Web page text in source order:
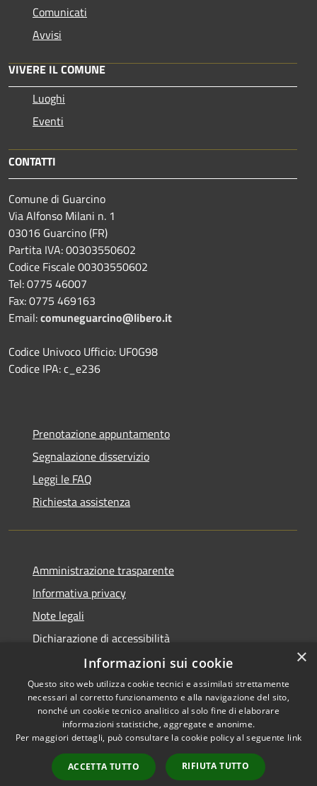
Comunicati
Avvisi
VIVERE IL COMUNE
Luoghi
Eventi
CONTATTI
Comune di Guarcino
Via Alfonso Milani n. 1
03016 Guarcino (FR)
Partita IVA: 00303550602
Codice Fiscale 00303550602
Tel: 0775 46007
Fax: 0775 469163
Email:comuneguarcino@libero.it
Codice Univoco Ufficio: UF0G98
Codice IPA: c_e236
Prenotazione appuntamento
Segnalazione disservizio
Leggi le FAQ
Richiesta assistenza
Amministrazione trasparente
Informativa privacy
Note legali
Dichiarazione di accessibilità
Accessibilità
Privacy
Mappa del sito
Copyright © 2026 • Comune di
Guarcino • Powered by
Municipium•Accesso
redazione
×
Informazioni sui cookie
Questo sito web utilizza cookie tecnici e assimilati strettamente
necessari al corretto funzionamento e alla navigazione del sito,
nonché un cookie tecnico analitico al solo fine di elaborare
informazioni statistiche, aggregate e anonime.
Per maggiori dettagli, può consultare la cookie policy al seguente link
ACCETTA TUTTO RIFIUTA TUTTO